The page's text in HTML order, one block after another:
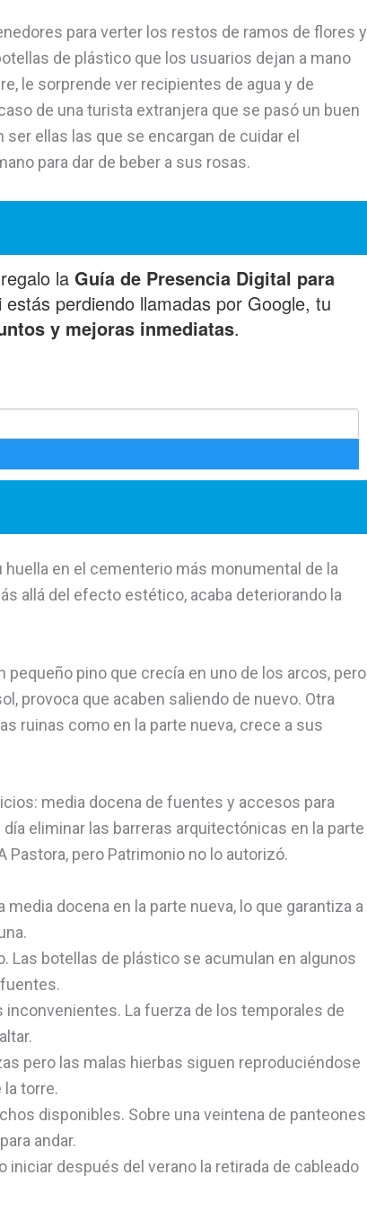
para verter los restos de ramos de flores y
de plástico que los usuarios dejan a mano
le sorprende ver recipientes de agua y de
de una turista extranjera que se pasó un buen
ellas las que se encargan de cuidar el
para dar de beber a sus rosas.
en el cementerio más monumental de la
allá del efecto estético, acaba deteriorando la
pino que crecía en uno de los arcos, pero
provoca que acaben saliendo de nuevo. Otra
ruinas como en la parte nueva, crece a sus
media docena de fuentes y accesos para
eliminar las barreras arquitectónicas en la parte
Pastora, pero Patrimonio no lo autorizó.
docena en la parte nueva, lo que garantiza a
Las botellas de plástico se acumulan en algunos
La fuerza de los temporales de
pero las malas hierbas siguen reproduciéndose
torre.
disponibles. Sobre una veintena de panteones
andar.
iniciar después del verano la retirada de cableado